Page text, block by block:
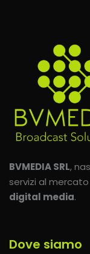
BVMEDIA SRL,
servizi al mercato
digital media.
Dove siamo